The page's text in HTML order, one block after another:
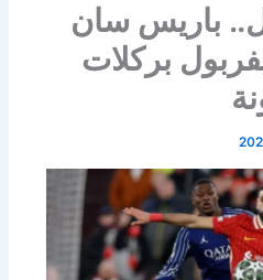
باريس سان
بركلات